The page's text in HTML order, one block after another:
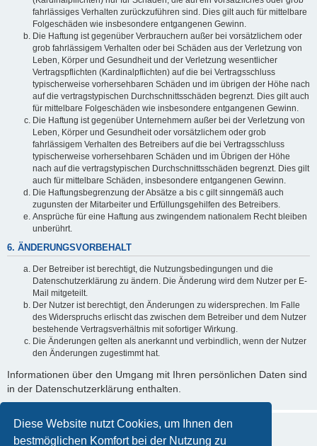
Diese Website nutzt Cookies, um Ihnen den
bestmöglichen Komfort bei der Nutzung zu
fahrlässiges Verhalten zurückzuführen sind. Dies gilt auch für mittelbare
Folgeschäden wie insbesondere entgangenen Gewinn.
Die Haftung ist gegenüber Verbrauchern außer bei vorsätzlichem oder
grob fahrlässigem Verhalten oder bei Schäden aus der Verletzung von
Leben, Körper und Gesundheit und der Verletzung wesentlicher
Vertragspflichten (Kardinalpflichten) auf die bei Vertragsschluss
typischerweise vorhersehbaren Schäden und im übrigen der Höhe nach
auf die vertragstypischen Durchschnittsschäden begrenzt. Dies gilt auch
für mittelbare Folgeschäden wie insbesondere entgangenen Gewinn.
Die Haftung ist gegenüber Unternehmern außer bei der Verletzung von
Leben, Körper und Gesundheit oder vorsätzlichem oder grob
fahrlässigem Verhalten des Betreibers auf die bei Vertragsschluss
typischerweise vorhersehbaren Schäden und im Übrigen der Höhe
nach auf die vertragstypischen Durchschnittsschäden begrenzt. Dies gilt
auch für mittelbare Schäden, insbesondere entgangenen Gewinn.
Die Haftungsbegrenzung der Absätze a bis c gilt sinngemäß auch
zugunsten der Mitarbeiter und Erfüllungsgehilfen des Betreibers.
Ansprüche für eine Haftung aus zwingendem nationalem Recht bleiben
unberührt.
6. ÄNDERUNGSVORBEHALT
Der Betreiber ist berechtigt, die Nutzungsbedingungen und die
Datenschutzerklärung zu ändern. Die Änderung wird dem Nutzer per E-
Mail mitgeteilt.
Der Nutzer ist berechtigt, den Änderungen zu widersprechen. Im Falle
des Widerspruchs erlischt das zwischen dem Betreiber und dem Nutzer
bestehende Vertragsverhältnis mit sofortiger Wirkung.
Die Änderungen gelten als anerkannt und verbindlich, wenn der Nutzer
den Änderungen zugestimmt hat.
Informationen über den Umgang mit Ihren persönlichen Daten sind
in der Datenschutzerklärung enthalten.